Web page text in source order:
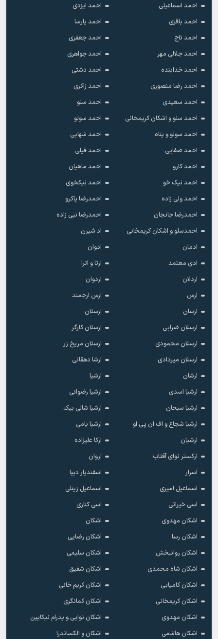
احمد اسماعیلی
احمد ایزدی
احمد باقری
احمد پارسا
احمد تاج
احمد جعفری
احمد جلالی مهر
احمد جواهری
احمد خدابنده
احمد دشتی
احمد رضا منصوری
احمد زاکری
احمد سعیدی
احمد سلو
احمد سلو و اشکان کریمخانی
احمد سولو
احمد سولو و پناه
احمد شهابی
احمد صفایی
احمد فیلی
احمد کارو
احمد ماهیان
احمد نیک خو
احمد نیکخوی
احمد ولی زاده
احمدرضا پاکرو
احمدرضا جانجان
احمدرضا نبی زاده
احمدسلو و اشکان کریمخانی
اد شیرن
ادمان
ادوان
ادی معتمد
ارتا و اترا
اردلان
اردوان
ارس
ارس ارجمند
ارسان
ارسلان
ارسلان ضرابی
ارسلان کارگر
ارسلان محمودی
ارسلان مریخ زر
ارسلان میردادی
ارشا دهقانی
ارشان
ارشیا
ارشیا اسدی
ارشیا رضوانی
ارشیا سبحان
ارشیا شالی بیک
ارشیا شجاع و اف ان پی او
ارشیا یامی
ارشیان
ارکا علیزاده
ارکستر نوای آفتاب
اروان
اَسرار
اسفندیار دیبا
اسماعیل امیری
اسماعیل زینلی
اسی خیراتی
اسی کناری
اشکان مهدوى
اشکان
اشکان رسا
اشکان رضایی
اشکان روانبخش
اشکان سلیمی
اشکان شاه محمدی
اشکان شفیق
اشکان کامیابی
اشکان کریم خانی
اشکان کریمخانی
اشکان کمانگری
اشکان مهدوی
اشکان نوایی و پدرام نیکایین
اشکان هاشمی
اشکان و الکساندرا